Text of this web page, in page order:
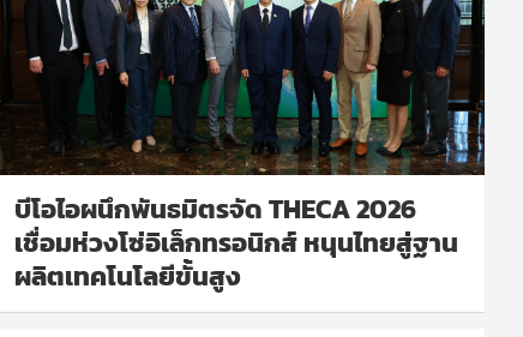
บีโอไอผนึกพันธมิตรจัด THECA 2026
เชื่อมห่วงโซ่อิเล็กทรอนิกส์ หนุนไทยสู่ฐาน
ผลิตเทคโนโลยีขั้นสูง